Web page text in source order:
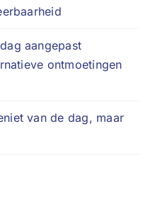
aangepast
ontmoetingen
van de dag, maar